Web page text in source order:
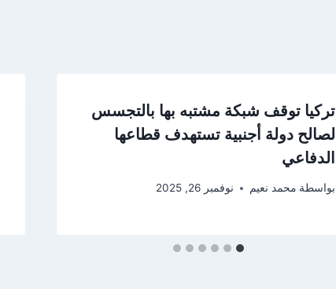
تركيا توقف شبكة مشتبه بها بالتجسس
لصالح دولة أجنبية تستهدف قطاعها
الدفاعي
بواسطة محمد نعيم نوفمبر 26, 2025